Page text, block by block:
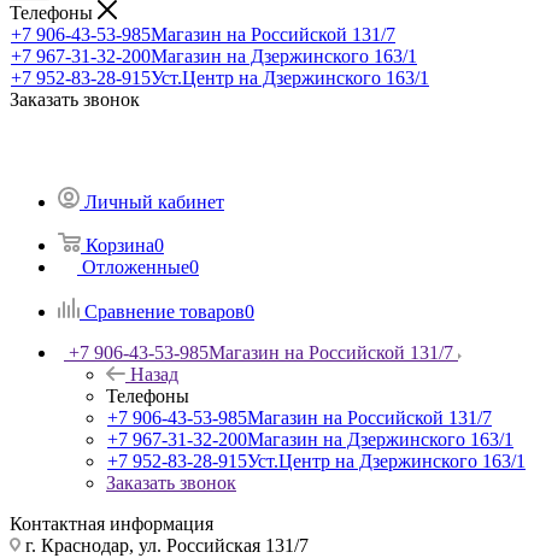
Телефоны
+7 906-43-53-985Магазин на Российской 131/7
+7 967-31-32-200Магазин на Дзержинского 163/1
+7 952-83-28-915Уст.Центр на Дзержинского 163/1
Заказать звонок
Личный кабинет
Корзина0
Отложенные0
Сравнение товаров0
+7 906-43-53-985Магазин на Российской 131/7
Назад
Телефоны
+7 906-43-53-985Магазин на Российской 131/7
+7 967-31-32-200Магазин на Дзержинского 163/1
+7 952-83-28-915Уст.Центр на Дзержинского 163/1
Заказать звонок
Контактная информация
г. Краснодар, ул. Российская 131/7